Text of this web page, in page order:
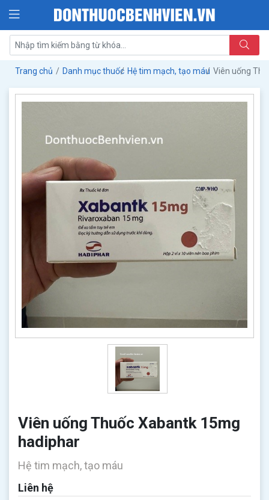
Trang chủ Danh mục thuốc Hệ tim mạch, tạo máu Viên uống
Viên uống Thuốc Xabantk 15mg
hadiphar
Hệ tim mạch, tạo máu
Liên hệ